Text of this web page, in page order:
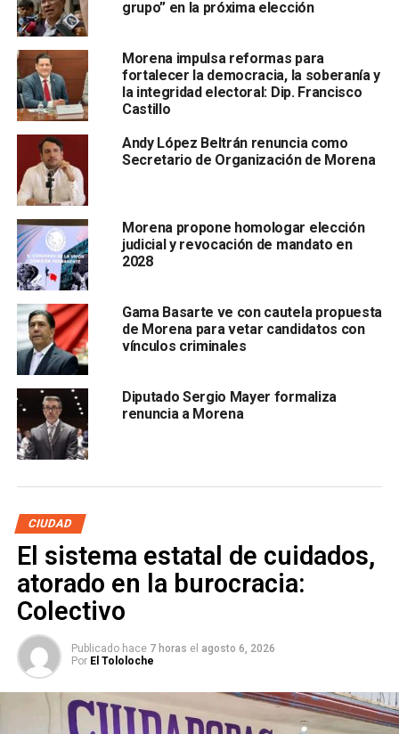
que sufrí en mi oficina, pero refrendó mi convicción de que
la revolución de las conciencias y el cambio en este país
Agradezco su preocupación y cariño.
Senadora Citlalti Hernández
ARTÍCULOS RELACIONADOS:
SENADORA CITLALI HERNÁNDEZ
SIGUIENTE
48% de los homicidios que han ocurrido en SLP
siguen impunes
Joven fallece en aparatoso accidente en la
Matehuala
grupo” en la próxima elección
Morena impulsa reformas para
fortalecer la democracia, la soberanía y
la integridad electoral: Dip. Francisco
Castillo
Andy López Beltrán renuncia como
Secretario de Organización de Morena
Morena propone homologar elección
judicial y revocación de mandato en
2028
Gama Basarte ve con cautela propuesta
de Morena para vetar candidatos con
vínculos criminales
Diputado Sergio Mayer formaliza
renuncia a Morena
CIUDAD
El sistema estatal de cuidados,
atorado en la burocracia:
Colectivo
Publicado hace 7 horas el agosto 6, 2026
Por El Tololoche